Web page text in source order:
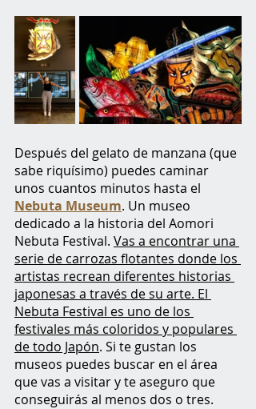
Después del gelato de manzana (que
sabe riquísimo) puedes caminar
unos cuantos minutos hasta el
Nebuta Museum. Un museo
dedicado a la historia del Aomori
Nebuta Festival. Vas a encontrar una
serie de carrozas flotantes donde los
artistas recrean diferentes historias
japonesas a través de su arte. El
Nebuta Festival es uno de los
festivales más coloridos y populares
de todo Japón. Si te gustan los
museos puedes buscar en el área
que vas a visitar y te aseguro que
conseguirás al menos dos o tres.